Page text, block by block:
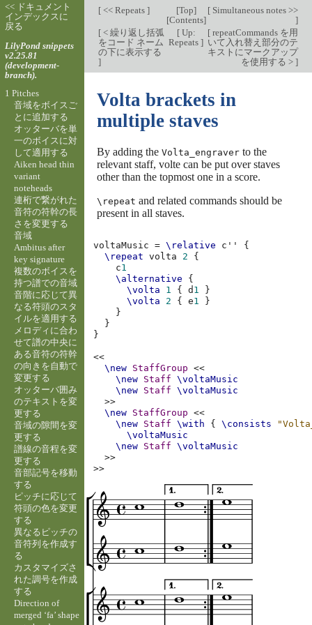
[<< Repeats ] [Top]
[Contents]
[Simultaneous notes >>
]
[< 繰り返し括弧
をコード ネーム
の下に表示する
]
[Up:
Repeats]
[repeatCommands を用
いて入れ替え部分のテ
キストにマークアップ
を使用する > ]
Volta brackets in
multiple staves
By adding the Volta_engraverto the
relevant staff, volte can be put over staves
other than the topmost one in a score.
\repeat and related commands should be
present in all staves.
voltaMusic = \relative c''
{
\repeat
volta 2
{
c1
\alternative
{
\volta
1 { d 1
}
\volta
2 { e1
}
}
}
}
<<
\new StaffGroup
<<
\new Staff
\voltaMusic
\new Staff
\voltaMusic
>>
\new StaffGroup
<<
\new Staff \with { \consists
\voltaMusic
\new Staff
\voltaMusic
>>
>>
<< ドキュメント
インデックスに
戻る
LilyPond snippets
v2.25.81
(development-
branch).
1 Pitches
音域をボイスご
とに追加する
オッターバを単
一のボイスに対
して適用する
Aiken head thin
variant
noteheads
連桁で繋がれた
音符の符幹の長
さを変更する
音域
Ambitus after
key signature
複数のボイスを
持つ譜での音域
音階に応じて異
なる符頭のスタ
イルを適用する
メロディに合わ
せて譜の中央に
ある音符の符幹
の向きを自動で
変更する
オッターバ囲み
のテキストを変
更する
音域の隙間を変
更する
譜線の音程を変
更する
音部記号を移動
する
ピッチに応じて
符頭の色を変更
する
異なるピッチの
音符列を作成す
る
カスタマイズさ
れた調号を作成
する
Direction of
merged ‘fa’ shape